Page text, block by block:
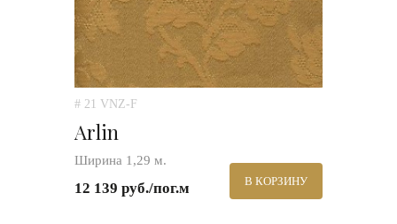
# 21 VNZ-F
Arlin
Ширина 1,29 м.
12 139 руб./пог.м В КОРЗИНУ